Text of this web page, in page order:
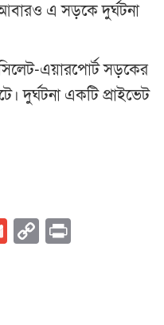
এ সড়কে দুর্ঘটনা
এয়ারপোর্ট সড়কের
দুর্ঘটনা একটি প্রাইভেট
Gmail
Copy